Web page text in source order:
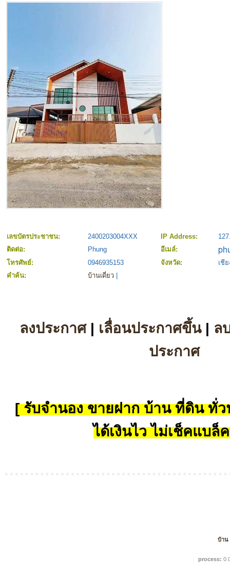
เลขบัตรประชาชน: 2400203004XXX IP Address:
ติดต่อ:
Phung
อีเมล์:
โทรศัพย์:
0946935153 จังหวัด:
เชี
คำค้น:
บ้านเดี่ยว
ลงประกาศ| เลื่อนประกาศขึ้น| ล
ประกาศ
[ รับจำนอง ขายฝาก บ้าน ที่ดิน ทั่ว
ได้เงินไว ไม่เช็คแบล็
บ้าน
process: